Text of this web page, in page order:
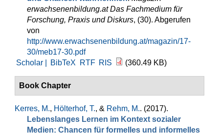
erwachsenenbildung.at Das Fachmedium für
Forschung, Praxis und Diskurs, (30). Abgerufen
von
http://www.erwachsenenbildung.at/magazin/17-
30/meb17-30.pdf
Scholar |
BibTeX RTF RIS (360.49 KB)
Book Chapter
Kerres, M., Hölterhof, T., & Rehm, M.. (2017).
Lebenslanges Lernen im Kontext sozialer
Medien: Chancen für formelles und informelles